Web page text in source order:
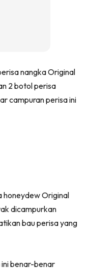
nangka Original
2 botol perisa
campuran perisa ini
honeydew Original
dicampurkan
bau perisa yang
benar-benar